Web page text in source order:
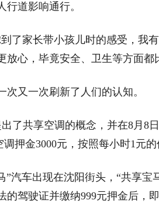
道影响通行。
了家长带小孩儿时的感受，我
放心，毕竟安全、卫生等方面都
次又一次刷新了人们的认知。
了共享空调的概念，并在8月8
押金3000元，按照每小时1元的
”汽车出现在沈阳街头，“共享宝
驾驶证并缴纳999元押金后，即